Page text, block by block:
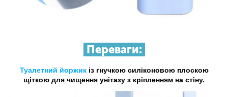
Переваги:
Туалетний йоржикіз гнучкою силіконовою плоскою
щіткою для чищення унітазу з кріпленням на стіну.